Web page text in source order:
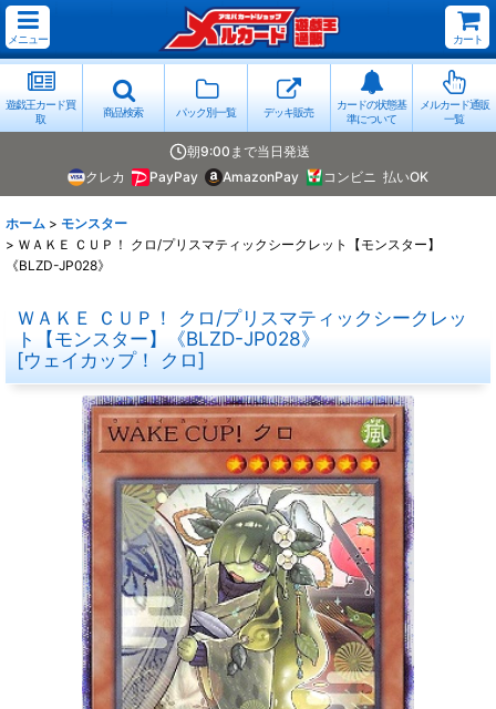
メニュー カート
遊戯王カード買
取
商品検索 パック別一覧 デッキ販売
カードの状態基
準について
メルカード通販
一覧
朝9:00まで当日発送
クレカ
PayPay AmazonPay コンビニ 払いOK
ホーム > モンスター
> ＷＡＫＥ ＣＵＰ！ クロ/プリスマティックシークレット【モンスター】
《BLZD-JP028》
ＷＡＫＥ ＣＵＰ！ クロ/プリスマティックシークレッ
ト【モンスター】《BLZD-JP028》
[ウェイカップ！ クロ]